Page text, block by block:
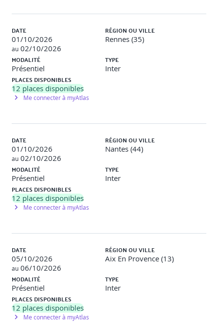
DATE
01/10/2026
au 02/10/2026
RÉGION OU VILLE
Rennes (35)
MODALITÉ
Présentiel
TYPE
Inter
PLACES DISPONIBLES
12 places disponibles
Me connecter à myAtlas
DATE
01/10/2026
au 02/10/2026
RÉGION OU VILLE
Nantes (44)
MODALITÉ
Présentiel
TYPE
Inter
PLACES DISPONIBLES
12 places disponibles
Me connecter à myAtlas
DATE
05/10/2026
au 06/10/2026
RÉGION OU VILLE
Aix En Provence (13)
MODALITÉ
Présentiel
TYPE
Inter
PLACES DISPONIBLES
12 places disponibles
Me connecter à myAtlas